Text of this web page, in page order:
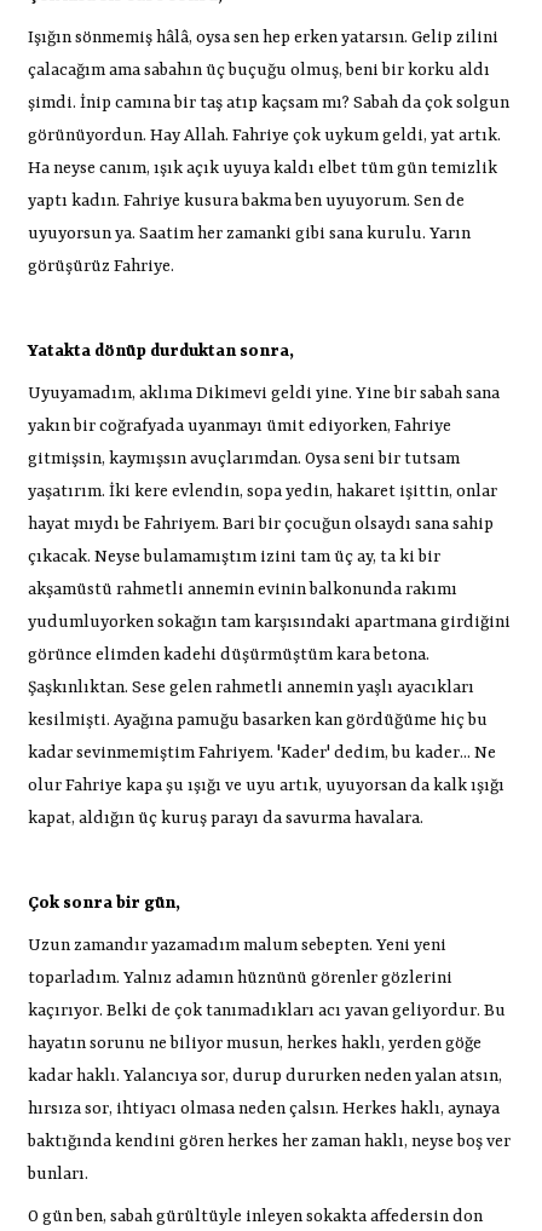
Işığın sönmemiş hâlâ, oysa sen hep erken yatarsın. Gelip zilini
çalacağım ama sabahın üç buçuğu olmuş, beni bir korku aldı
şimdi. İnip camına bir taş atıp kaçsam mı? Sabah da çok solgun
görünüyordun. Hay Allah. Fahriye çok uykum geldi, yat artık.
Ha neyse canım, ışık açık uyuya kaldı elbet tüm gün temizlik
yaptı kadın. Fahriye kusura bakma ben uyuyorum. Sen de
uyuyorsun ya. Saatim her zamanki gibi sana kurulu. Yarın
görüşürüz Fahriye.
Yatakta dönüp durduktan sonra,
Uyuyamadım, aklıma Dikimevi geldi yine. Yine bir sabah sana
yakın bir coğrafyada uyanmayı ümit ediyorken, Fahriye
gitmişsin, kaymışsın avuçlarımdan. Oysa seni bir tutsam
yaşatırım. İki kere evlendin, sopa yedin, hakaret işittin, onlar
hayat mıydı be Fahriyem. Bari bir çocuğun olsaydı sana sahip
çıkacak. Neyse bulamamıştım izini tam üç ay, ta ki bir
akşamüstü rahmetli annemin evinin balkonunda rakımı
yudumluyorken sokağın tam karşısındaki apartmana girdiğini
görünce elimden kadehi düşürmüştüm kara betona.
Şaşkınlıktan. Sese gelen rahmetli annemin yaşlı ayacıkları
kesilmişti. Ayağına pamuğu basarken kan gördüğüme hiç bu
kadar sevinmemiştim Fahriyem. 'Kader' dedim, bu kader... Ne
olur Fahriye kapa şu ışığı ve uyu artık, uyuyorsan da kalk ışığı
kapat, aldığın üç kuruş parayı da savurma havalara.
Çok sonra bir gün,
Uzun zamandır yazamadım malum sebepten. Yeni yeni
toparladım. Yalnız adamın hüznünü görenler gözlerini
kaçırıyor. Belki de çok tanımadıkları acı yavan geliyordur. Bu
hayatın sorunu ne biliyor musun, herkes haklı, yerden göğe
kadar haklı. Yalancıya sor, durup dururken neden yalan atsın,
hırsıza sor, ihtiyacı olmasa neden çalsın. Herkes haklı, aynaya
baktığında kendini gören herkes her zaman haklı, neyse boş ver
bunları.
O gün ben, sabah gürültüyle inleyen sokakta affedersin don